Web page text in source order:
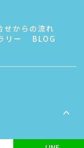
せからの流れ
リー
BLOG